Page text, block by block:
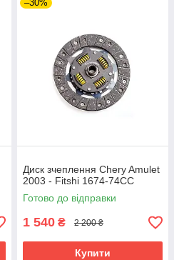
–30%
Диск зчеплення Chery Amulet
2003 - Fitshi 1674-74CC
Готово до відправки
1 540 ₴ 2 200 ₴
Купити